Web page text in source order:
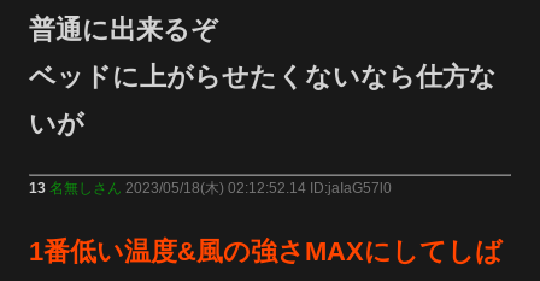
普通に出来るぞ
ベッドに上がらせたくないなら仕方な
いが
13 名無しさん 2023/05/18(木) 02:12:52.14 ID:jaIaG57l0
1番低い温度&風の強さMAXにしてしば